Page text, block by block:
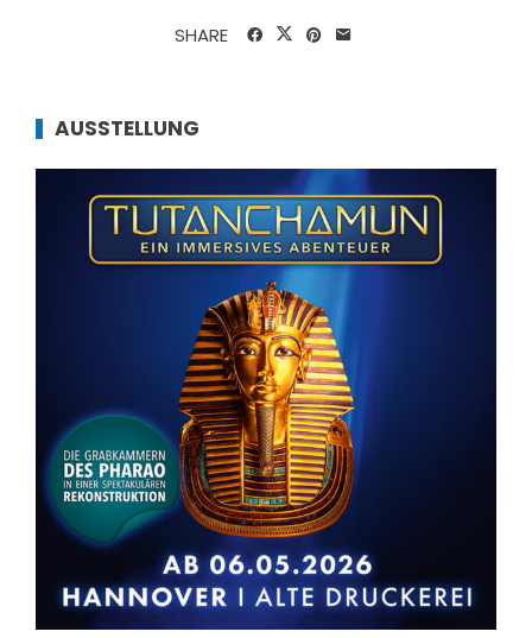
SHARE
AUSSTELLUNG